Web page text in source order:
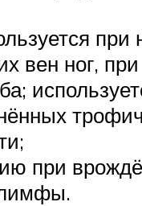
при
вен ног,
при